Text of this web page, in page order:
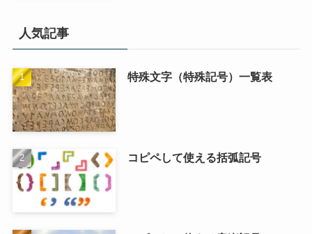
人気記事
特殊文字（特殊記号）一覧表
コピペして使える括弧記号